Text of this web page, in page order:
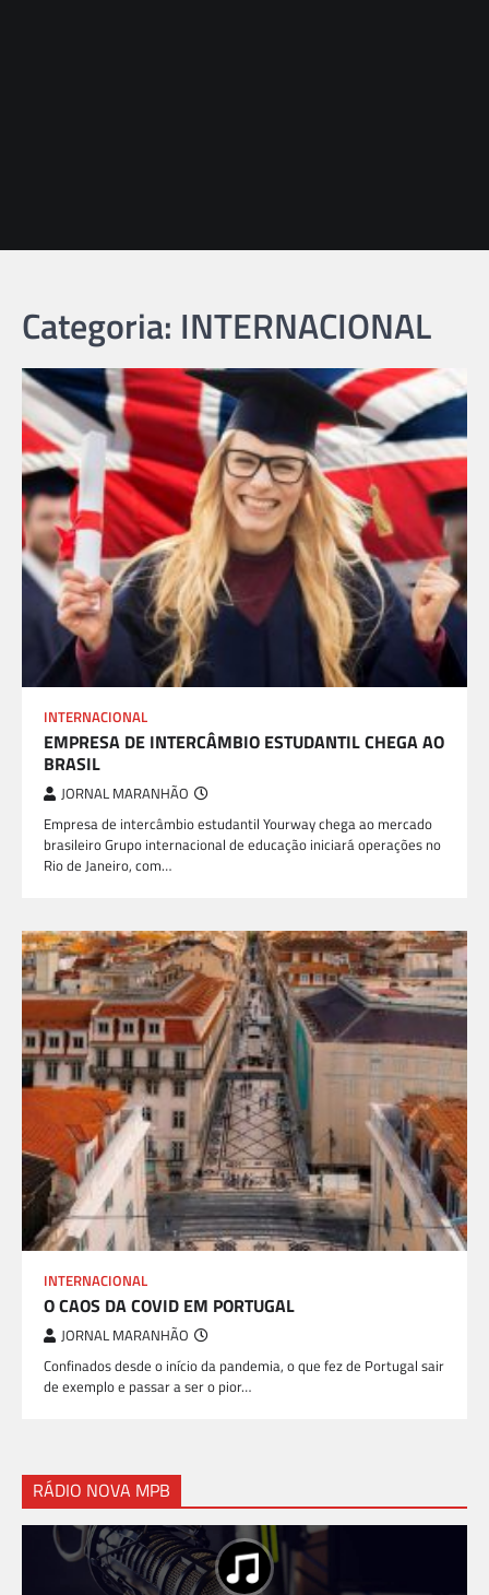
Categoria: INTERNACIONAL
INTERNACIONAL
EMPRESA DE INTERCÂMBIO ESTUDANTIL CHEGA AO
BRASIL
JORNAL MARANHÃO
Empresa de intercâmbio estudantil Yourway chega ao mercado
brasileiro Grupo internacional de educação iniciará operações no
Rio de Janeiro, com…
INTERNACIONAL
O CAOS DA COVID EM PORTUGAL
JORNAL MARANHÃO
Confinados desde o início da pandemia, o que fez de Portugal sair
de exemplo e passar a ser o pior…
RÁDIO NOVA MPB